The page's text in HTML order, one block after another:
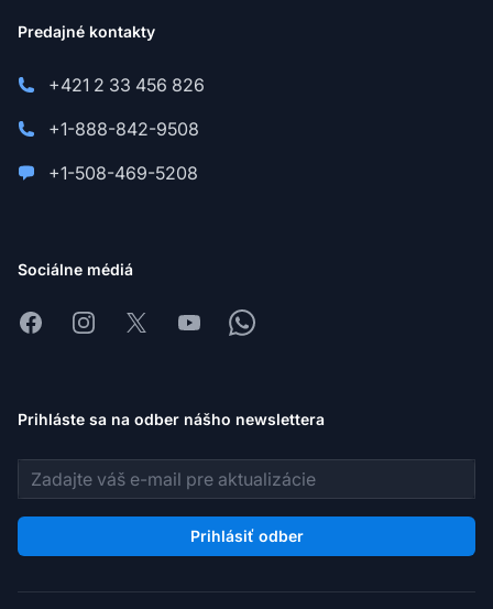
Predajné kontakty
+421 2 33 456 826
+1-888-842-9508
+1-508-469-5208
Sociálne médiá
FacebookInstagram
X YoutubeWhatsapp
Prihláste sa na odber nášho newslettera
E-mailová adresa
Prihlásiť odber